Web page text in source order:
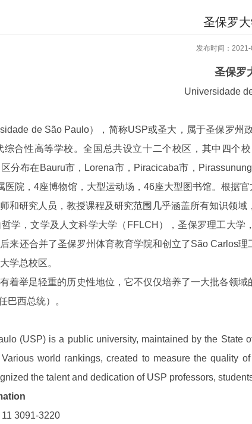
圣保罗
发布时间：
圣保罗
Universidade
de São Paulo），简称USP或圣大，属于圣保罗
综合性高等学校。全国总共设立十二个校区，其中四个
分布在Bauru市，Lorena市，Piracicaba市，
医院，4座博物馆，大型运动场，46座大型图书馆。根据
和研究人员，教授课程及研究范围几乎涵盖所有知识领域
学，文学及人文科学大学（FFLCH），圣保罗理工大
来还合并了圣保罗州体育教育学院和创立了São Carlos
学总校区。
着举足轻重的历史性地位，它不仅仅培养了一大批各领
巴西总统）。
(USP) is a public university, maintained by the State
world rankings, created to measure the quality
the talent and dedication of USP professors,
3091-3220